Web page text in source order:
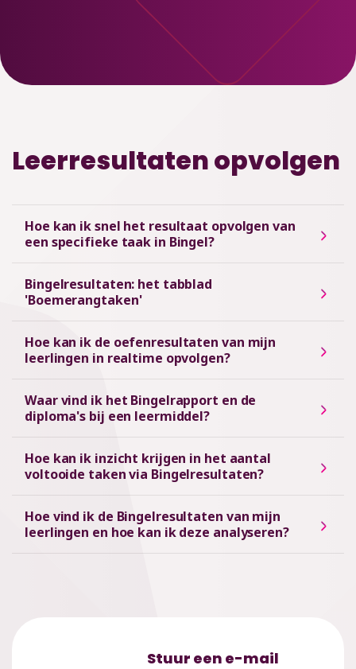
Leerresultaten opvolgen
Hoe kan ik snel het resultaat opvolgen van
een specifieke taak in Bingel?
Bingelresultaten: het tabblad
'Boemerangtaken'
Hoe kan ik de oefenresultaten van mijn
leerlingen in realtime opvolgen?
Waar vind ik het Bingelrapport en de
diploma's bij een leermiddel?
Hoe kan ik inzicht krijgen in het aantal
voltooide taken via Bingelresultaten?
Hoe vind ik de Bingelresultaten van mijn
leerlingen en hoe kan ik deze analyseren?
Stuur een e-mail